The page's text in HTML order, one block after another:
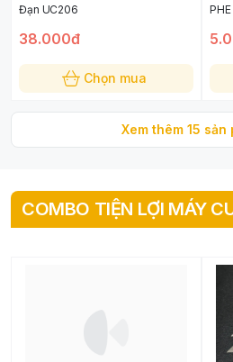
Đạn UC206
38.000đ
Chọn mua
Xem thêm 15 sản
COMBO TIỆN LỢI MÁY